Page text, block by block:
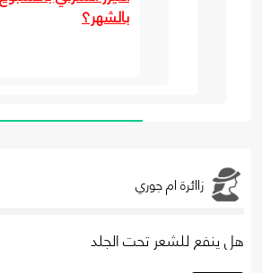
بالشهر؟
زاائرة ام جوري
هل ينفع للشعر تحت الجلد